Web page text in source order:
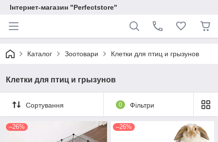
Інтернет-магазин "Perfectstore"
Каталог Зоотовари Клетки для птиц и грызунов
Клетки для птиц и грызунов
Сортування 0 Фільтри
–26% –26%